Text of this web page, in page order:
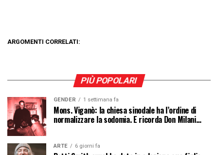
ARGOMENTI CORRELATI:
PIÙ POPOLARI
GENDER 1 settimana fa
Mons. Viganò: la chiesa sinodale ha l’ordine di
normalizzare la sodomia. E ricorda Don Milani…
ARTE 6 giorni fa